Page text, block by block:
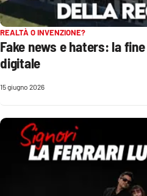
Cultura
Economia e Lavoro
Politica
Sanità
Società
REALTÀ O INVENZIONE?
Fake news e haters: la
digitale
15 giugno 2026